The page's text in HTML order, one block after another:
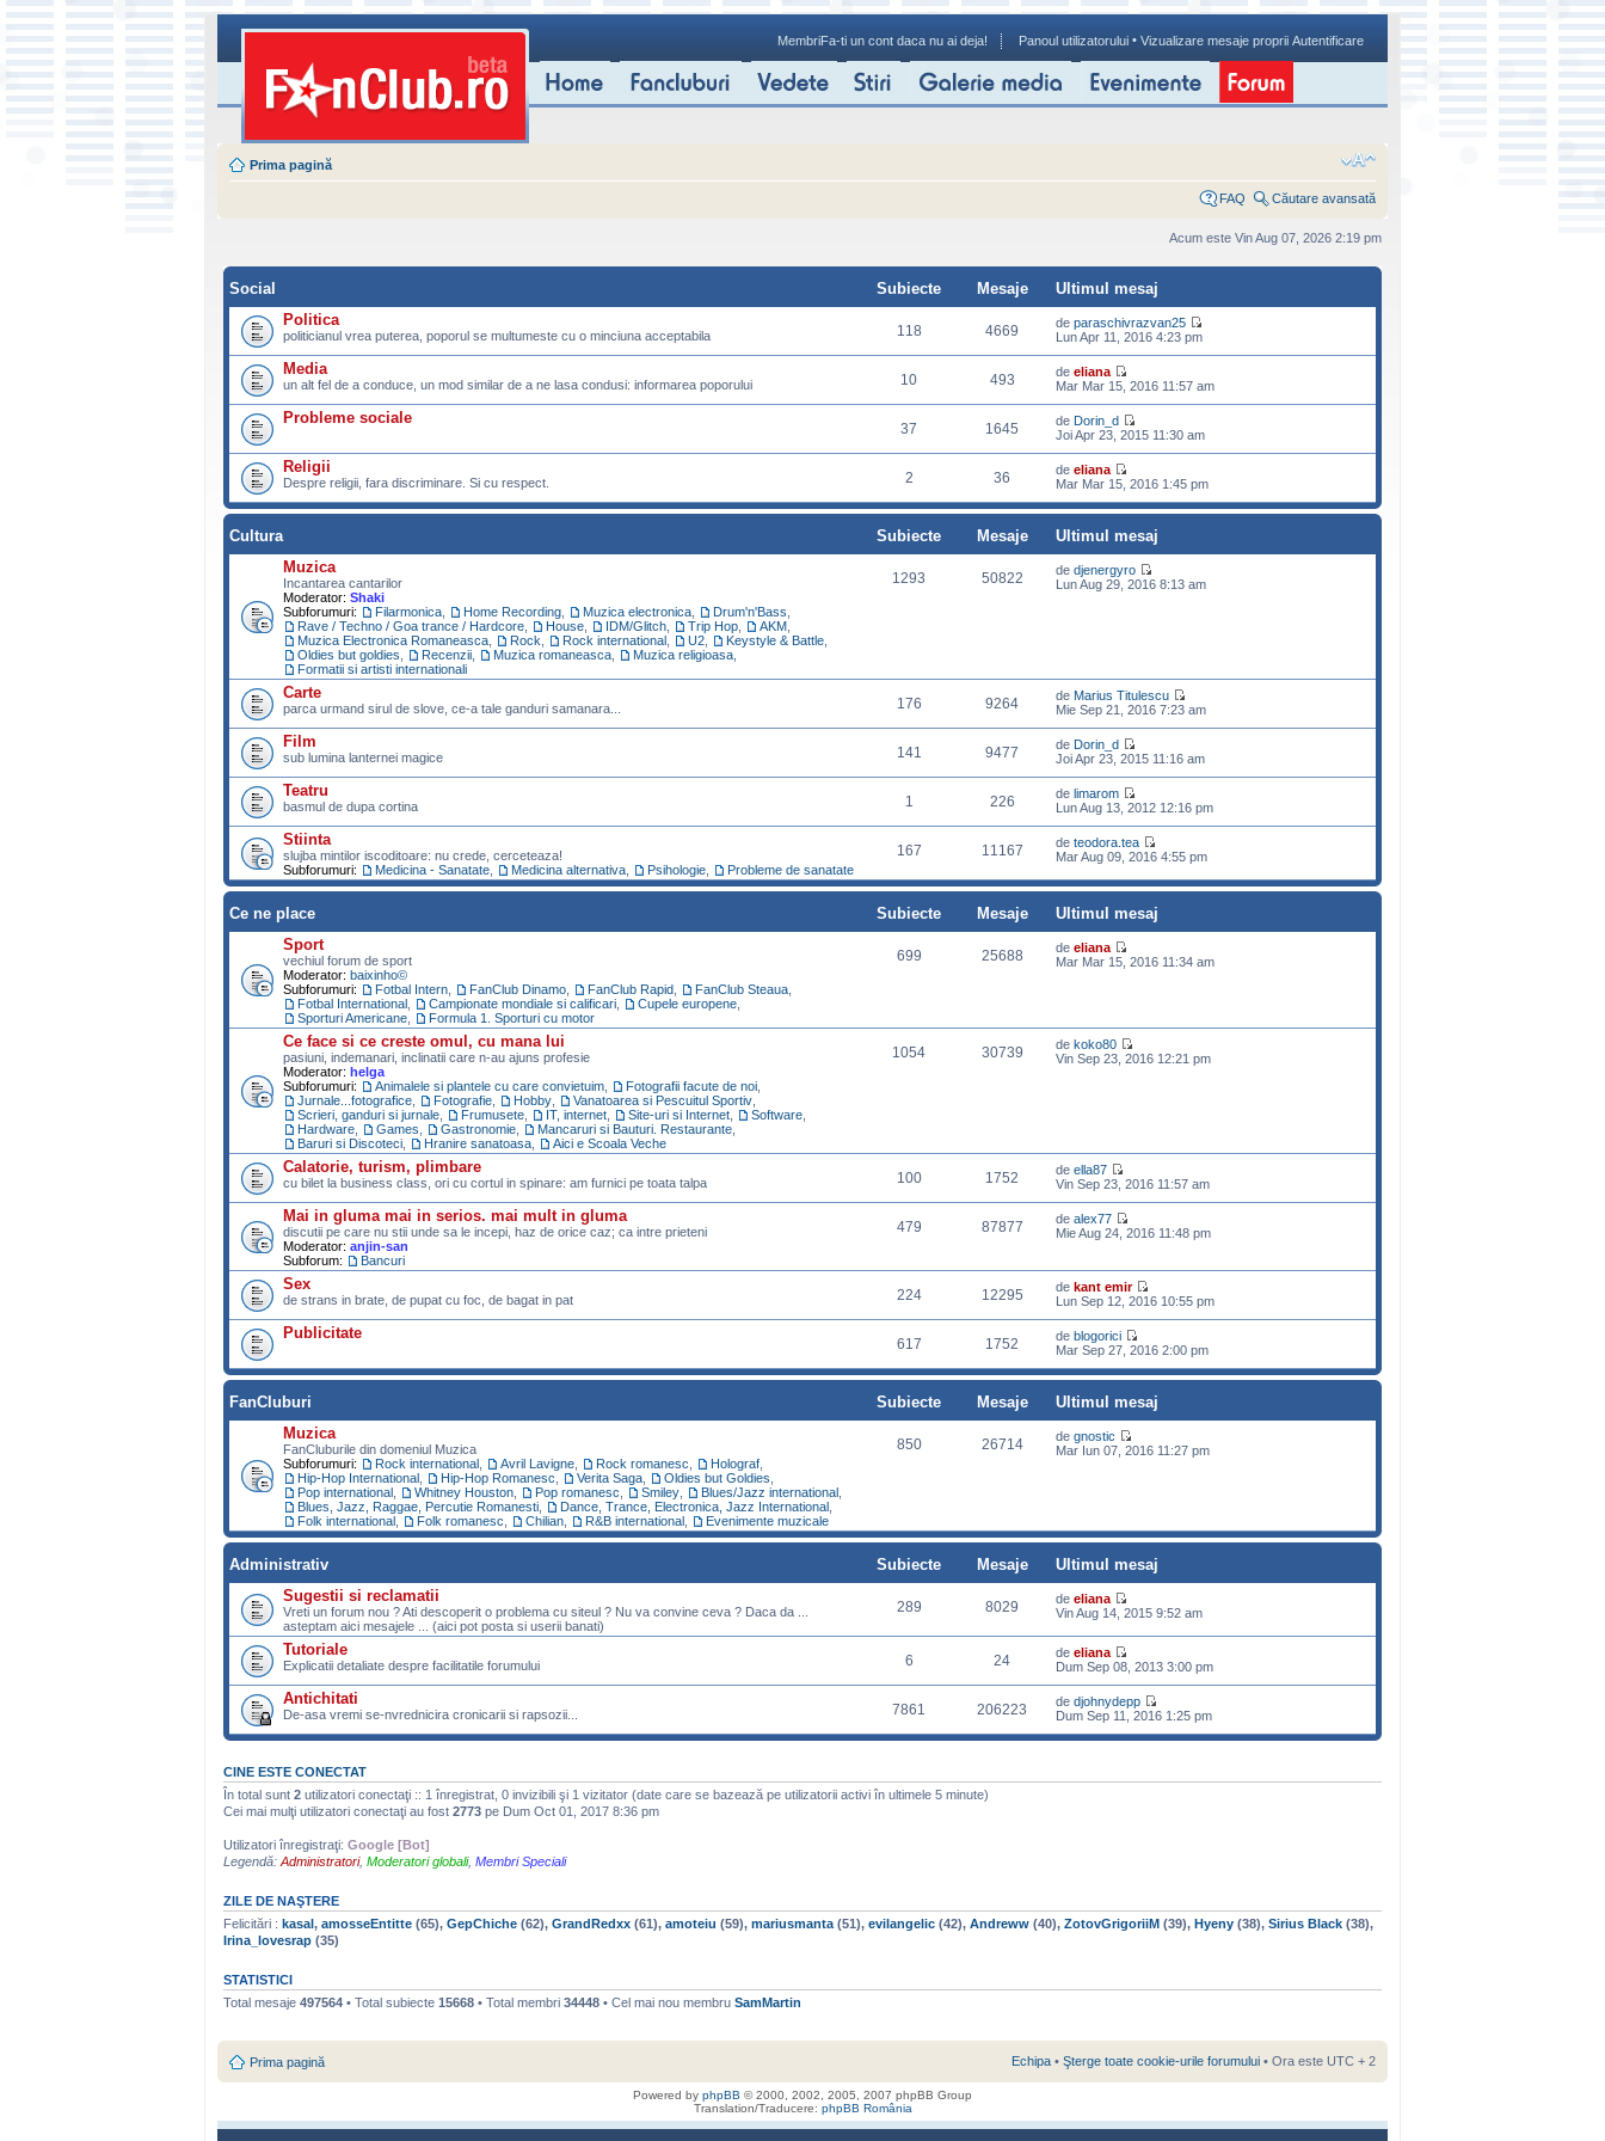
MembriFa-ti un cont daca nu ai deja! Panoul utilizatorului • Vizualizare mesaje proprii Autentificare
Prima pagină
FAQ Căutare avansată
Acum este Vin Aug 07, 2026 2:19 pm
Social Subiecte Mesaje
Ultimul mesaj
Politica
politicianul vrea puterea, poporul se multumeste cu o minciuna acceptabila 118 4669 de paraschivrazvan25
Lun Apr 11, 2016 4:23 pm
Media
un alt fel de a conduce, un mod similar de a ne lasa condusi: informarea poporului 10 493 de eliana
Mar Mar 15, 2016 11:57 am
Probleme sociale
37 1645 de Dorin_d
Joi Apr 23, 2015 11:30 am
Religii
Despre religii, fara discriminare. Si cu respect. 2 36 de eliana
Mar Mar 15, 2016 1:45 pm
Cultura Subiecte Mesaje
Ultimul mesaj
Muzica
Incantarea cantarilor
Moderator: Shaki
Subforumuri:
Filarmonica Home Recording Muzica electronica Drum'n'Bass
Rave / Techno / Goa trance / Hardcore
House IDM/Glitch Trip Hop AKM
Muzica Electronica Romaneasca
Rock Rock international U2 Keystyle & Battle
Oldies but goldies
Recenzii Muzica romaneasca Muzica religioasa
Formatii si artisti internationali
1293 50822 de djenergyro
Lun Aug 29, 2016 8:13 am
Carte
parca urmand sirul de slove, ce-a tale ganduri samanara... 176 9264 de Marius Titulescu
Mie Sep 21, 2016 7:23 am
Film
sub lumina lanternei magice 141 9477 de Dorin_d
Joi Apr 23, 2015 11:16 am
Teatru
basmul de dupa cortina 1 226 de limarom
Lun Aug 13, 2012 12:16 pm
Stiinta
slujba mintilor iscoditoare: nu crede, cerceteaza!
Subforumuri:
Medicina - Sanatate Medicina alternativa Psihologie Probleme de sanatate
167 11167 de teodora.tea
Mar Aug 09, 2016 4:55 pm
Ce ne place Subiecte Mesaje
Ultimul mesaj
Sport
vechiul forum de sport
Moderator: baixinho©
Subforumuri:
Fotbal Intern FanClub Dinamo FanClub Rapid FanClub Steaua
Fotbal International
Campionate mondiale si calificari Cupele europene
Sporturi Americane
Formula 1. Sporturi cu motor
699 25688 de eliana
Mar Mar 15, 2016 11:34 am
Ce face si ce creste omul, cu mana lui
pasiuni, indemanari, inclinatii care n-au ajuns profesie
Moderator: helga
Subforumuri:
Animalele si plantele cu care convietuim Fotografii facute de noi
Jurnale...fotografice
Fotografie Hobby Vanatoarea si Pescuitul Sportiv
Scrieri, ganduri si jurnale
Frumusete IT, internet Site-uri si Internet Software
Hardware
Games Gastronomie Mancaruri si Bauturi. Restaurante
Baruri si Discoteci
Hranire sanatoasa Aici e Scoala Veche
1054 30739 de koko80
Vin Sep 23, 2016 12:21 pm
Calatorie, turism, plimbare
cu bilet la business class, ori cu cortul in spinare: am furnici pe toata talpa 100 1752 de ella87
Vin Sep 23, 2016 11:57 am
Mai in gluma mai in serios. mai mult in gluma
discutii pe care nu stii unde sa le incepi, haz de orice caz; ca intre prieteni
Moderator: anjin-san
Subforum:
Bancuri
479 87877 de alex77
Mie Aug 24, 2016 11:48 pm
Sex
de strans in brate, de pupat cu foc, de bagat in pat 224 12295 de kant emir
Lun Sep 12, 2016 10:55 pm
Publicitate
617 1752 de blogorici
Mar Sep 27, 2016 2:00 pm
FanCluburi Subiecte Mesaje
Ultimul mesaj
Muzica
FanCluburile din domeniul Muzica
Subforumuri:
Rock international Avril Lavigne Rock romanesc Holograf
Hip-Hop International
Hip-Hop Romanesc Verita Saga Oldies but Goldies
Pop international
Whitney Houston Pop romanesc Smiley Blues/Jazz international
Blues, Jazz, Raggae, Percutie Romanesti
Dance, Trance, Electronica, Jazz International
Folk international
Folk romanesc Chilian R&B international Evenimente muzicale
850 26714 de gnostic
Mar Iun 07, 2016 11:27 pm
Administrativ Subiecte Mesaje
Ultimul mesaj
Sugestii si reclamatii
Vreti un forum nou ? Ati descoperit o problema cu siteul ? Nu va convine ceva ? Daca da ...
asteptam aici mesajele ... (aici pot posta si userii banati)
289 8029 de eliana
Vin Aug 14, 2015 9:52 am
Tutoriale
Explicatii detaliate despre facilitatile forumului 6 24 de eliana
Dum Sep 08, 2013 3:00 pm
Antichitati
De-asa vremi se-nvrednicira cronicarii si rapsozii... 7861 206223 de djohnydepp
Dum Sep 11, 2016 1:25 pm
CINE ESTE CONECTAT
În total sunt 2 utilizatori conectaţi :: 1 înregistrat, 0 invizibili şi 1 vizitator (date care se bazează pe utilizatorii activi în ultimele 5 minute)
Cei mai mulţi utilizatori conectaţi au fost 2773 pe Dum Oct 01, 2017 8:36 pm
Utilizatori înregistraţi: Google [Bot]
Legendă: Administratori, Moderatori globali, Membri Speciali
ZILE DE NAŞTERE
Felicitări : kasal, amosseEntitte (65), GepChiche (62), GrandRedxx (61), amoteiu (59), mariusmanta (51), evilangelic (42), Andreww (40), ZotovGrigoriiM (39), Hyeny (38), Sirius Black (38),
Irina_lovesrap (35)
STATISTICI
Total mesaje 497564 • Total subiecte 15668 • Total membri 34448 • Cel mai nou membru SamMartin
Prima pagină Echipa • Şterge toate cookie-urile forumului • Ora este UTC + 2
Powered by phpBB © 2000, 2002, 2005, 2007 phpBB Group
Translation/Traducere: phpBB România